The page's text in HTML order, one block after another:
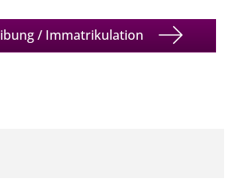
/ Immatrikulation